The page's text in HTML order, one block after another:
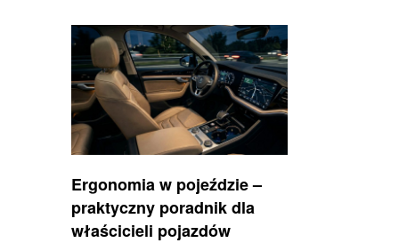
Ergonomia w pojeździe –
praktyczny poradnik dla
właścicieli pojazdów